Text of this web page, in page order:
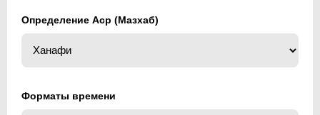
Определение Аср (Мазхаб)
Форматы времени